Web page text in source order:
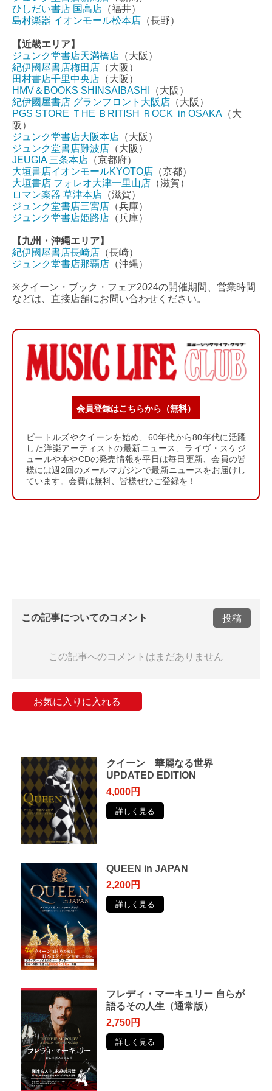
ひしだい書店 国高店 （福井）
島村楽器 イオンモール松本店 （長野）
【近畿エリア】
ジュンク堂書店天満橋店 （大阪）
紀伊國屋書店梅田店 （大阪）
田村書店千里中央店 （大阪）
HMV＆BOOKS SHINSAIBASHI
（大阪）
紀伊國屋書店 グランフロント大阪店 （大阪）
PGS STORE ＴHE ＢRITISH ＲOCK in OSAKA （大
阪）
ジュンク堂書店大阪本店 （大阪）
ジュンク堂書店難波店 （大阪）
JEUGIA 三条本店 （京都府）
大垣書店イオンモールKYOTO店 （京都）
大垣書店 フォレオ大津一里山店 （滋賀）
ロマン楽器 草津本店 （滋賀）
ジュンク堂書店三宮店 （兵庫）
ジュンク堂書店姫路店 （兵庫）
【九州・沖縄エリア】
紀伊國屋書店長崎店 （長崎）
ジュンク堂書店那覇店 （沖縄）
※クイーン・ブック・フェア2024の開催期間、営業時間
などは、直接店舗にお問い合わせください。
会員登録はこちらから（無料）
ビートルズやクイーンを始め、60年代から80年代に活躍
した洋楽アーティストの最新ニュース、ライヴ・スケジ
ュールや本やCDの発売情報を平日は毎日更新、会員の皆
様には週2回のメールマガジンで最新ニュースをお届けし
ています。会費は無料、皆様ぜひご登録を！
この記事についてのコメント 投稿
この記事へのコメントはまだありません
お気に入りに入れる
クイーン 華麗なる世界
UPDATED EDITION
4,000円
詳しく見る
QUEEN in JAPAN
2,200円
詳しく見る
フレディ・マーキュリー ⾃らが
語るその⼈⽣（通常版）
2,750円
詳しく見る